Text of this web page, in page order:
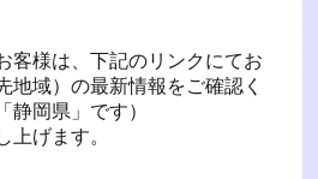
客様は、下記のリンクにてお
地域）の最新情報をご確認く
静岡県」です）
上げます。